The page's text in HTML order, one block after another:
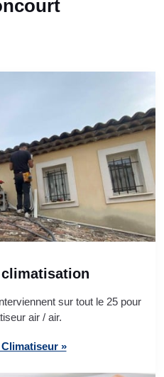
sur tout le 25 pour
air / air.
»